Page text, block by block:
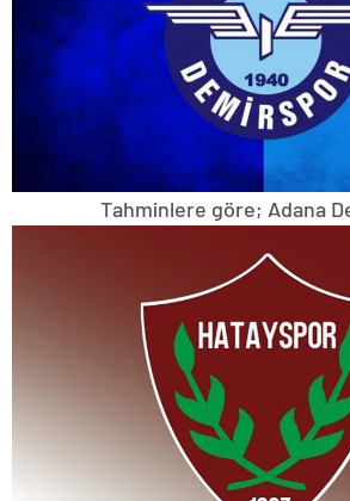
Tahminlere göre; Adana